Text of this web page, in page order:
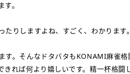
。
りしますよね、すごく、わかります。
す。そんなドタバタもKONAMI麻雀格
れば何より嬉しいです。精一杯格闘